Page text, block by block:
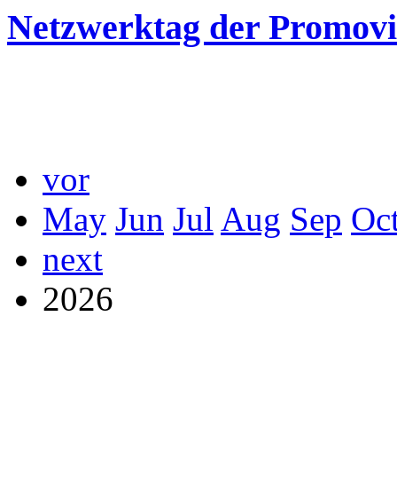
Netzwerktag der
vor
May Jun Jul Aug Sep
next
2026